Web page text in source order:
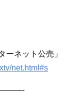
ーネット公売」
net.html#s